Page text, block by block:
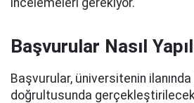
Başvurular Nasıl
Başvurular, üniversitenin
doğrultusunda